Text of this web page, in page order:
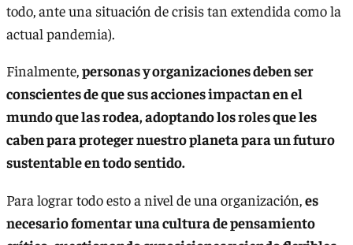
todo, ante una situación de crisis tan extendida como la
actual pandemia).
Finalmente,personas y organizaciones deben ser
conscientes de que sus acciones impactan en el
mundo que las rodea, adoptando los roles que les
caben para proteger nuestro planeta para un futuro
sustentable en todo sentido.
Para lograr todo esto a nivel de una organización,es
necesario fomentar una cultura de pensamiento